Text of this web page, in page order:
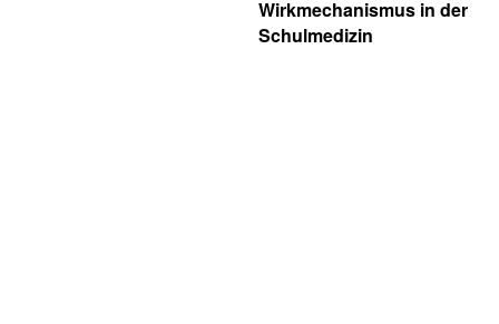
Wirkmechanismus in der
Schulmedizin